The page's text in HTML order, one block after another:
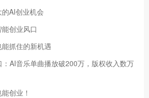
AI创业机会
创业风口
抓住的新机遇
AI音乐单曲播放破200万，版权收入数万
创业！